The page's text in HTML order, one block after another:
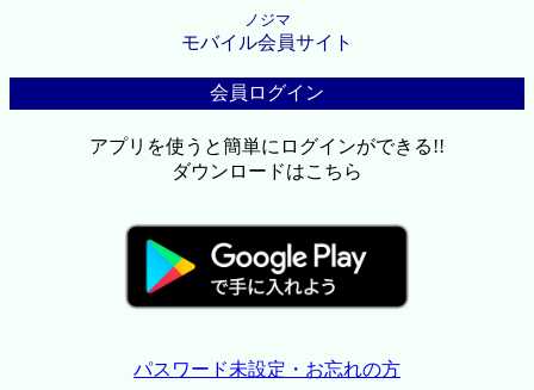
ノジマ
モバイル会員サイト
会員ログイン
アプリを使うと簡単にログインができる!!
ダウンロードはこちら
パスワード未設定・お忘れの方